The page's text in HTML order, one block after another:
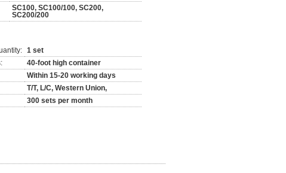
SC100, SC100/100, SC200,
SC200/200
1 set
40-foot high container
Within 15-20 working days
T/T, L/C, Western Union,
300 sets per month